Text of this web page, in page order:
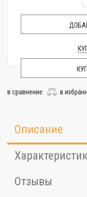
в сравнение: в
Описание
Отзывы